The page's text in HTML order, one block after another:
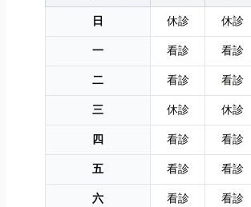
日
休診 休診
一
看診 看診
二
看診 看診
三
休診 休診
四
看診 看診
五
看診 看診
六
看診 看診